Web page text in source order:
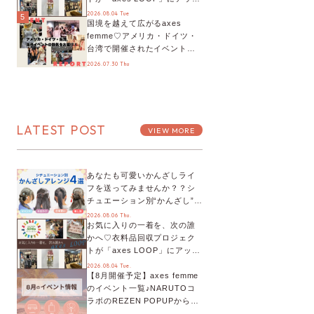
デート！活用するとポイント
が手に入る◎
2026.08.04 Tue
5
国境を越えて広がるaxes
femme♡アメリカ・ドイツ・
台湾で開催されたイベントを
お届け！美沙子さんからのコ
2026.07.30 Thu
LATEST POST VIEW MORE
あなたも可愛いかんざしライ
フを送ってみませんか？？シ
チュエーション別“かんざし”の
オススメ【ショップスタッフ
編集部】
2026.08.06 Thu.
お気に入りの一着を、次の誰
かへ♡衣料品回収プロジェク
トが「axes LOOP」にアップ
デート！活用するとポイント
が手に入る◎
2026.08.04 Tue.
【8月開催予定】axes femme
のイベント一覧♪NARUTOコ
ラボのREZEN POPUPから、